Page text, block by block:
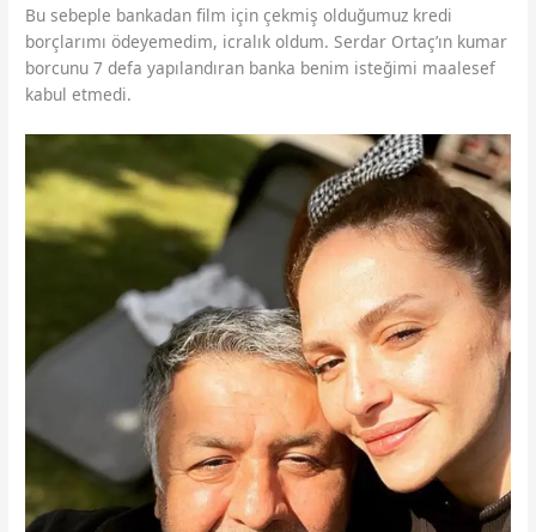
Bu sebeple bankadan film için çekmiş olduğumuz kredi
borçlarımı ödeyemedim, icralık oldum. Serdar Ortaç’ın kumar
borcunu 7 defa yapılandıran banka benim isteğimi maalesef
kabul etmedi.